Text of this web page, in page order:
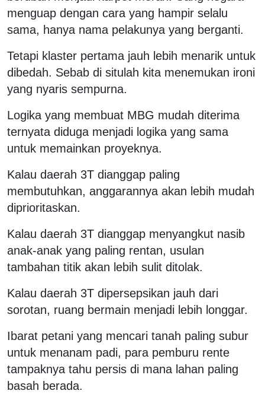
menguap dengan cara yang hampir selalu
sama, hanya nama pelakunya yang berganti.
Tetapi klaster pertama jauh lebih menarik untuk
dibedah. Sebab di situlah kita menemukan ironi
yang nyaris sempurna.
Logika yang membuat MBG mudah diterima
ternyata diduga menjadi logika yang sama
untuk memainkan proyeknya.
Kalau daerah 3T dianggap paling
membutuhkan, anggarannya akan lebih mudah
diprioritaskan.
Kalau daerah 3T dianggap menyangkut nasib
anak-anak yang paling rentan, usulan
tambahan titik akan lebih sulit ditolak.
Kalau daerah 3T dipersepsikan jauh dari
sorotan, ruang bermain menjadi lebih longgar.
Ibarat petani yang mencari tanah paling subur
untuk menanam padi, para pemburu rente
tampaknya tahu persis di mana lahan paling
basah berada.